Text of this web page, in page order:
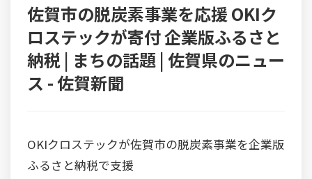
佐賀市の脱炭素事業を応援 OKIク
ロステックが寄付 企業版ふるさと
納税 | まちの話題 | 佐賀県のニュー
ス - 佐賀新聞
OKIクロステックが佐賀市の脱炭素事業を企業版
ふるさと納税で支援